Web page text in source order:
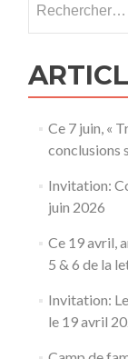
Ce 7 juin, «
conclusions
Invitation:
juin 2026
Ce 19 avril,
5 & 6 de la
Invitation:
le 19 avril